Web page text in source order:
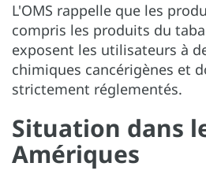
L'OMS rappelle que les
compris les produits du
exposent les utilisateurs à
chimiques cancérigènes et
strictement réglementés.
Situation dans
Amériques